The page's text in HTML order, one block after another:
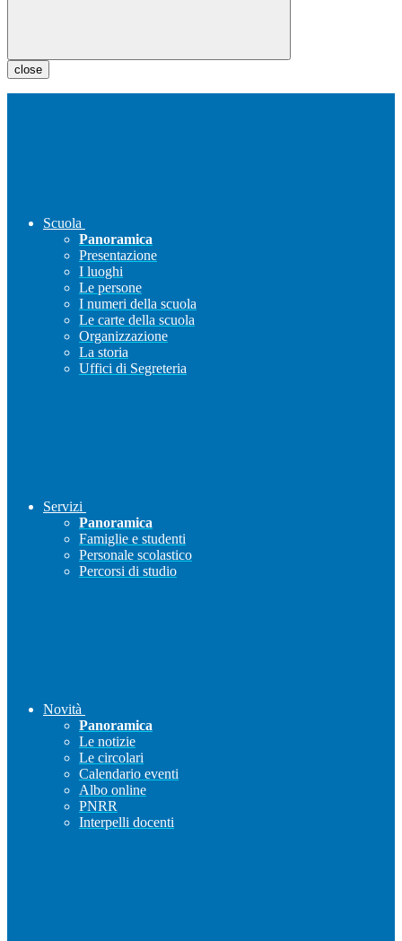
close
Scuola
Panoramica
Presentazione
I luoghi
Le persone
I numeri della scuola
Le carte della scuola
Organizzazione
La storia
Uffici di Segreteria
Servizi
Panoramica
Famiglie e studenti
Personale scolastico
Percorsi di studio
Novità
Panoramica
Le notizie
Le circolari
Calendario eventi
Albo online
PNRR
Interpelli docenti